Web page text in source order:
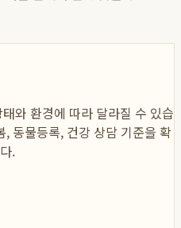
와 환경에 따라 달라질 수 있습
동물등록, 건강 상담 기준을 확
.